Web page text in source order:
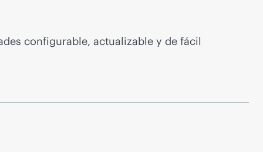
configurable, actualizable y de fácil